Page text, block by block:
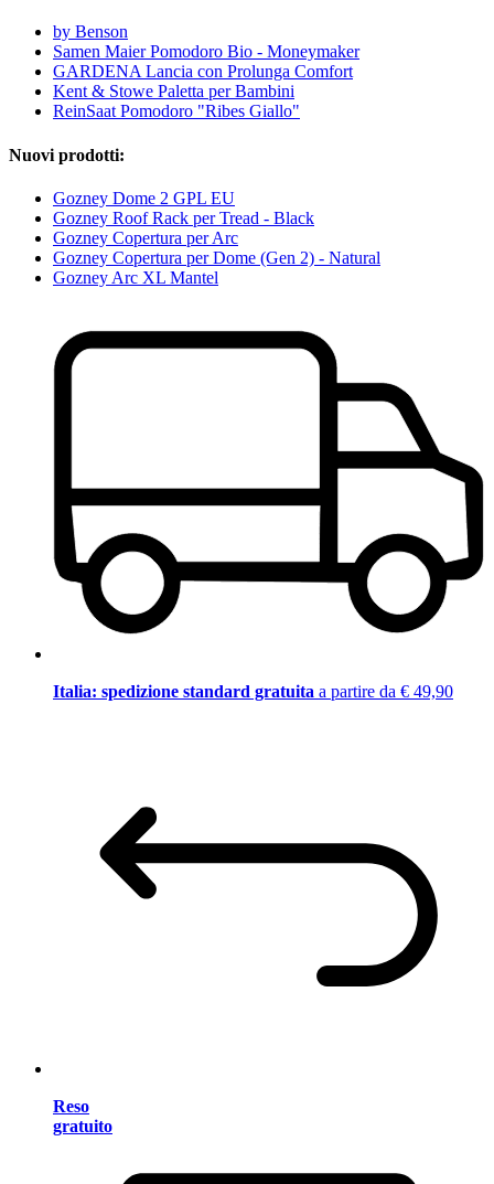
by Benson
Samen Maier Pomodoro Bio - Moneymaker
GARDENA Lancia con Prolunga Comfort
Kent & Stowe Paletta per Bambini
ReinSaat Pomodoro "Ribes Giallo"
Nuovi prodotti:
Gozney Dome 2 GPL EU
Gozney Roof Rack per Tread - Black
Gozney Copertura per Arc
Gozney Copertura per Dome (Gen 2) - Natural
Gozney Arc XL Mantel
Italia: spedizione standard gratuita a partire da € 49,90
Reso
gratuito